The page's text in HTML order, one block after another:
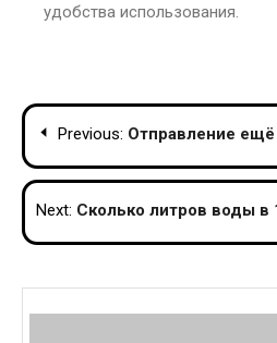
удобства использования.
Post
navigation
Previous: Отправление ещё
Next: Сколько литров воды в